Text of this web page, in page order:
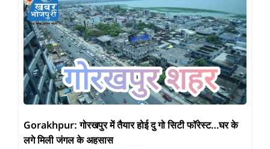
Gorakhpur: गोरखपुर में तैयार होई दु गो सिटी फॉरेस्ट…घर के
लगे मिली जंगल के अहसास